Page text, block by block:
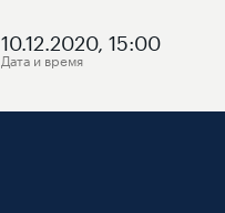
10.12.2020, 15:00
Дата и время